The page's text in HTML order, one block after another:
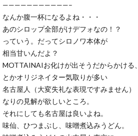
———————————–
なんか腹一杯になるよね・・・
あのシロップ全部がけデフォなの！？
っていう。だってシロノワ本体が
相当甘いんだよ？
MOTTAINAIお化けが出そうだからかける、
とかオリジネイター気取りが多い
名古屋人（大変失礼な表現ですみません）
なりの見解が欲しいところ。
それにしても名古屋は良いよね。
味仙、ひつまぶし、味噌煮込みうどん。